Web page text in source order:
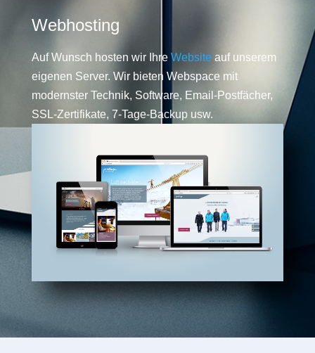
Webhosting
Auf Wunsch hosten wir Ihre Website auf unserem
eigenen Server. Wir bieten Webspace mit
modernster Technik, Software, Email-Postfächer,
SSL-Zertifikate, 7-Tage-Backup usw.